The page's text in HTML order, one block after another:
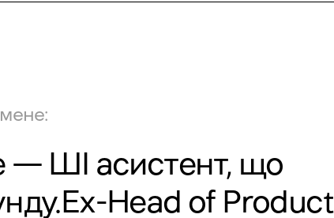
— ШІ асистент, що
Head of Product